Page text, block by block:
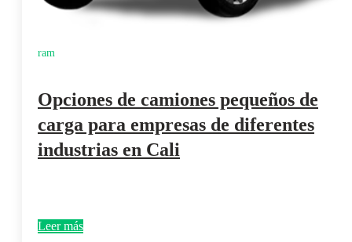
ram
Opciones de camiones pequeños de
carga para empresas de diferentes
industrias en Cali
Leer más